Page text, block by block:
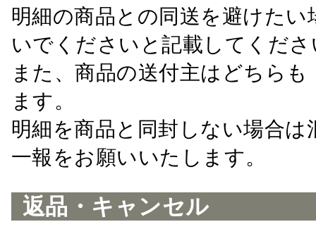
明細の商品との同送を避けた
いでくださいと記載してくださ
また、商品の送付主はどちら
ます。
明細を商品と同封しない場合
一報をお願いいたします。
返品・キャンセル